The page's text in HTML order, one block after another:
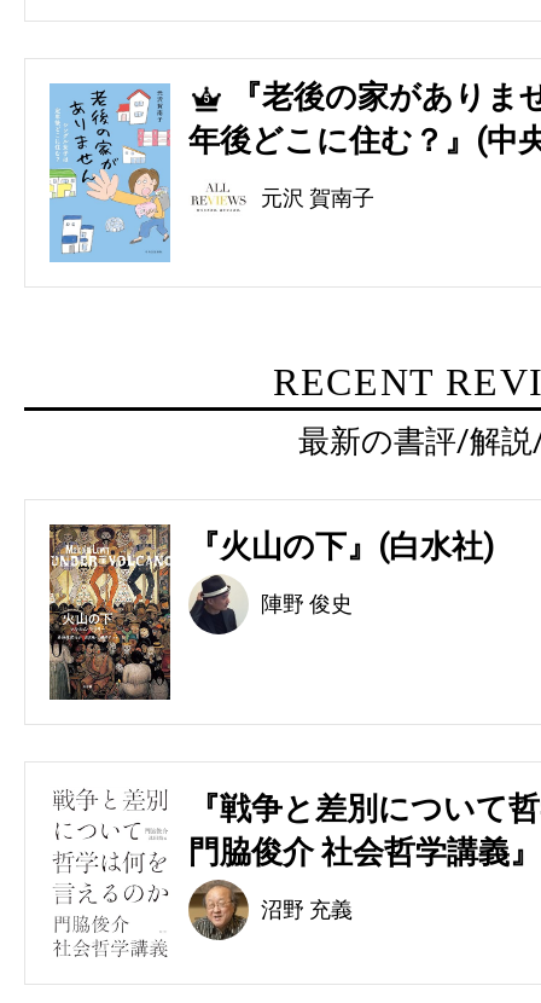
5
『老後の家があり
年後どこに住む？』(中
元沢 賀南子
RECENT
最新の書評/解
『火山の下』(白水社)
陣野 俊史
『戦争と差別について
門脇俊介 社会哲学講義
沼野 充義